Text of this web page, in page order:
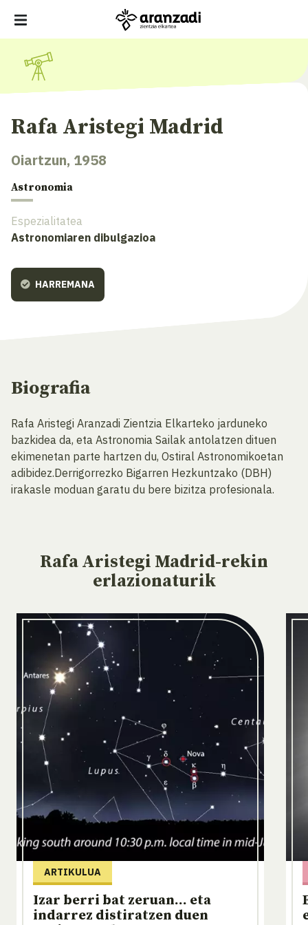
Rafa Aristegi Madrid
Oiartzun, 1958
Astronomia
Espezialitatea
Astronomiaren dibulgazioa
HARREMANA
Biografia
Rafa Aristegi Aranzadi Zientzia Elkarteko jarduneko
bazkidea da, eta Astronomia Sailak antolatzen dituen
ekimenetan parte hartzen du, Ostiral Astronomikoetan
adibidez.Derrigorrezko Bigarren Hezkuntzako (DBH)
irakasle moduan garatu du bere bizitza profesionala.
Rafa Aristegi Madrid-rekin
erlazionaturik
ARTIKULUA
Izar berri bat zeruan... eta
indarrez distiratzen duen